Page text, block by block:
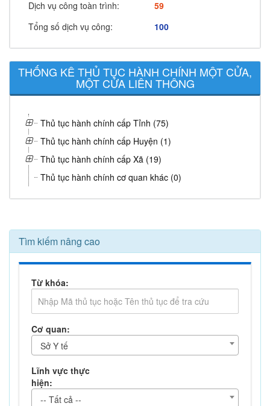
Dịch vụ công toàn trình:
59
Tổng số dịch vụ công:
100
THỐNG KÊ THỦ TỤC HÀNH CHÍNH MỘT CỬA,
MỘT CỬA LIÊN THÔNG
Thủ tục hành chính cấp Tỉnh (75)
Thủ tục hành chính cấp Huyện (1)
Thủ tục hành chính cấp Xã (19)
Thủ tục hành chính cơ quan khác (0)
Tìm kiếm nâng cao
Từ khóa:
Cơ quan:
Sở Y tế
Lĩnh vực thực
hiện:
-- Tất cả --